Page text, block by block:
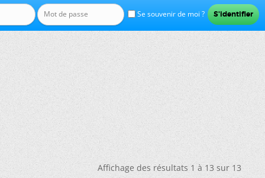
Se souvenir de moi ?
Affichage des résultats 1 à 13 sur 13